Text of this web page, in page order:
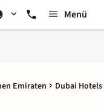
Menü
Emiraten Dubai Hotels